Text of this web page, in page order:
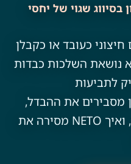
בסיווג שגוי של יחסי
כעובד או כקבלן
נושאת השלכות כבדות
לתביעות
מסבירים את ההבדל,
את מבחני בית הדין לעבודה, ואיך NETO מסירה את